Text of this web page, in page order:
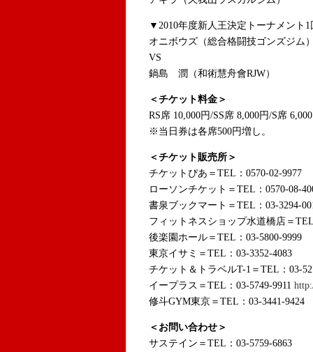
▼2010年度新人王決定トーナメン
オニボウズ（総合格闘技ゴンズジム
VS
鍋島 潤（和術慧舟會RJW）
＜チケット料金＞
RS席 10,000円/SS席 8,000円/S席
※当日券は各席500円増し。
＜チケット販売所＞
チケットぴあ＝TEL：0570-02-9977
ローソンチケット＝TEL：0570-08-
書泉ブックマート＝TEL：03-3294-
フィットネスショップ水道橋店＝
後楽園ホール＝TEL：03-5800-9999
東京イサミ＝TEL：03-3352-4083
チケット＆トラベルT-1＝TEL：03-
イープラス＝TEL：03-5749-9911
修斗GYM東京＝TEL：03-3441-9424
＜お問い合わせ＞
サステイン＝TEL：03-5759-6863